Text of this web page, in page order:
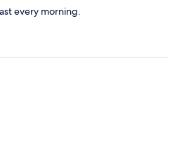
every morning.